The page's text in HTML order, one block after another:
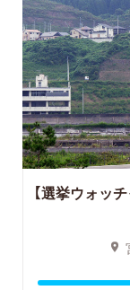
【選挙ウォッ